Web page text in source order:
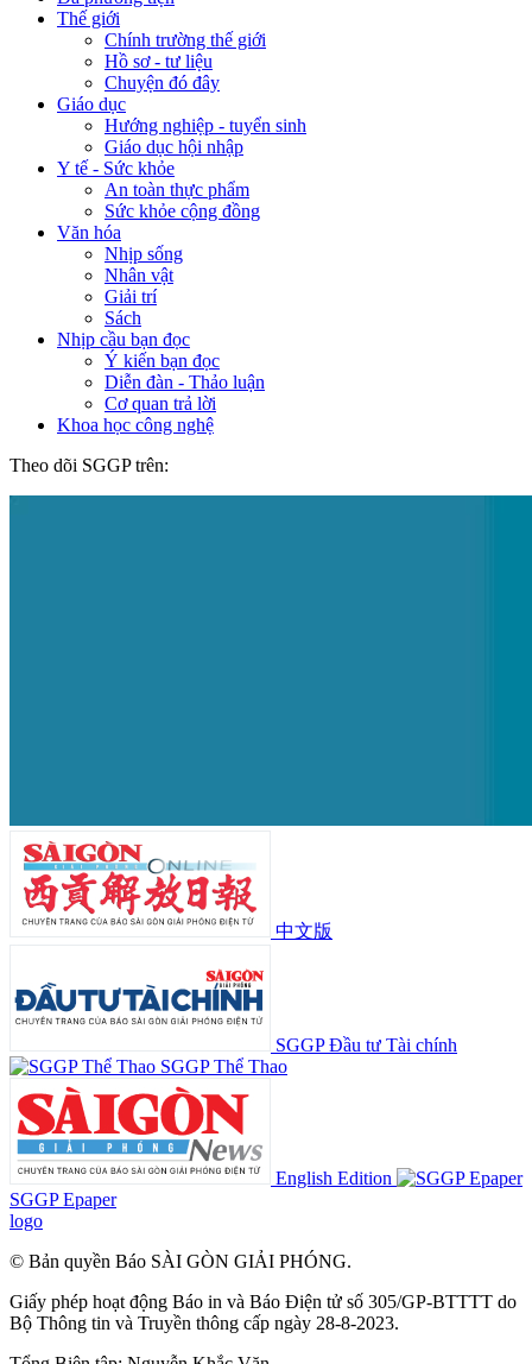
Thế giới
Chính trường thế giới
Hồ sơ - tư liệu
Chuyện đó đây
Giáo dục
Hướng nghiệp - tuyển sinh
Giáo dục hội nhập
Y tế - Sức khỏe
An toàn thực phẩm
Sức khỏe cộng đồng
Văn hóa
Nhịp sống
Nhân vật
Giải trí
Sách
Nhịp cầu bạn đọc
Ý kiến bạn đọc
Diễn đàn - Thảo luận
Cơ quan trả lời
Khoa học công nghệ
Theo dõi SGGP trên:
中文版
SGGP Đầu tư Tài chính
SGGP Thể Thao
English Edition
SGGP Epaper
logo
© Bản quyền Báo SÀI GÒN GIẢI PHÓNG.
Giấy phép hoạt động Báo in và Báo Điện tử số 305/GP-BTTTT do
Bộ Thông tin và Truyền thông cấp ngày 28-8-2023.